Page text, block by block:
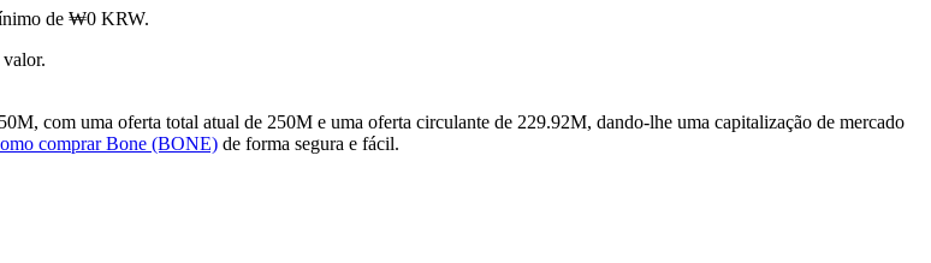
de ₩0 KRW.
com uma oferta total atual de 250M e uma oferta circulante de 229.92M, dando-lhe uma capitalização de mercado
comprar Bone (BONE) de forma segura e fácil.